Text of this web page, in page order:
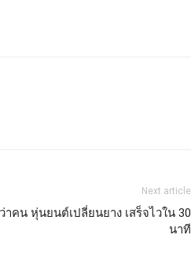
Next article
าคน หุ่นยนต์เปลี่ยนยาง เสร็จไวใน 30
นาที